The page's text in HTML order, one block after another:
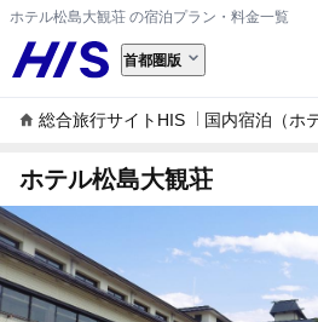
ホテル松島大観荘 の宿泊プラン・料金一覧
首都圏版
総合旅行サイトHIS 国内宿泊（ホ
ホテル松島大観荘